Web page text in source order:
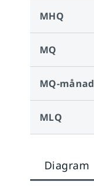
MHQ
MQ
MQ-månad
MLQ
Diagram